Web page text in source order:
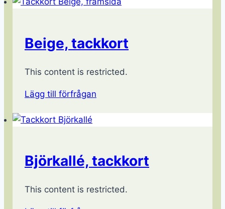
Beige, tackkort
This content is restricted.
Lägg till förfrågan
Björkallé, tackkort
This content is restricted.